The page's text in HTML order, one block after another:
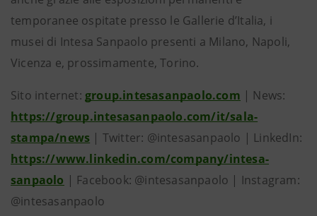
temporanee ospitate presso le Gallerie d’Italia, i
musei di Intesa Sanpaolo presenti a Milano, Napoli,
Vicenza e, prossimamente, Torino.
Sito internet: group.intesasanpaolo.com | News:
https://group.intesasanpaolo.com/it/sala-
stampa/news | Twitter: @intesasanpaolo | LinkedIn:
https://www.linkedin.com/company/intesa-
sanpaolo | Facebook: @intesasanpaolo | Instagram:
@intesasanpaolo